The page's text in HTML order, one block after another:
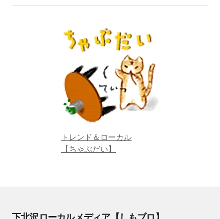
トレンド＆ローカル
【ちゃぶだい】